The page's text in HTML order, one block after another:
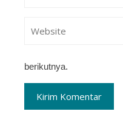
berikutnya.